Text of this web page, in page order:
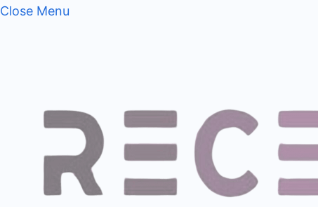
Close Menu